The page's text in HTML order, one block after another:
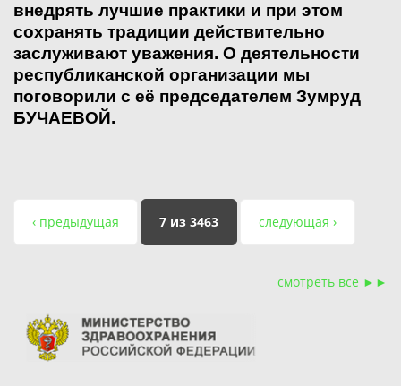
внедрять лучшие практики и при этом
сохранять традиции действительно
заслуживают уважения. О деятельности
республиканской организации мы
поговорили с её председателем Зумруд
БУЧАЕВОЙ.
‹ предыдущая 7 из 3463 следующая ›
смотреть все ►►